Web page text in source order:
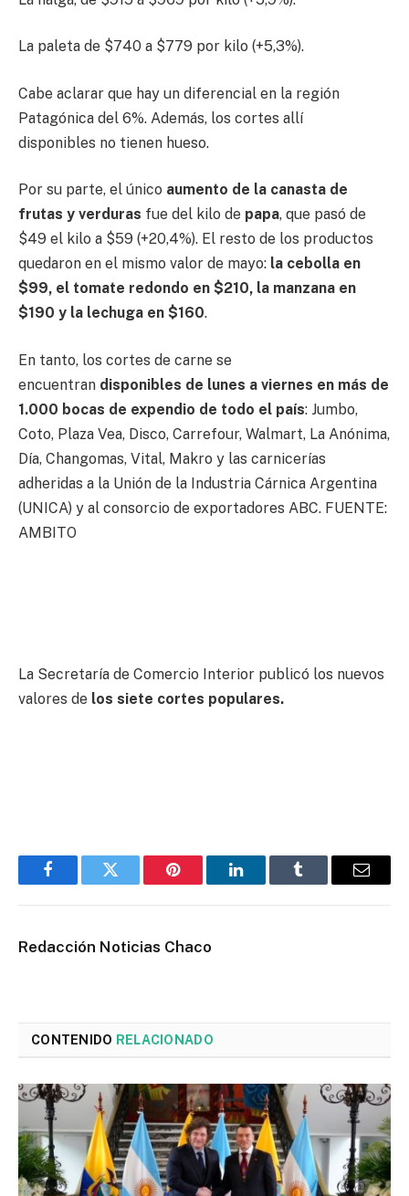
La paleta de $740 a $779 por kilo (+5,3%).
Cabe aclarar que hay un diferencial en la región
Patagónica del 6%. Además, los cortes allí
disponibles no tienen hueso.
Por su parte, el único aumento de la canasta de
frutas y verduras fue del kilo de papa, que pasó de
$49 el kilo a $59 (+20,4%). El resto de los productos
quedaron en el mismo valor de mayo: la cebolla en
$99, el tomate redondo en $210, la manzana en
$190 y la lechuga en $160.
En tanto, los cortes de carne se
encuentran disponibles de lunes a viernes en más de
1.000 bocas de expendio de todo el país: Jumbo,
Coto, Plaza Vea, Disco, Carrefour, Walmart, La Anónima,
Día, Changomas, Vital, Makro y las carnicerías
adheridas a la Unión de la Industria Cárnica Argentina
(UNICA) y al consorcio de exportadores ABC. FUENTE:
AMBITO
La Secretaría de Comercio Interior publicó los nuevos
valores de los siete cortes populares.
FacebookTwitter Pinterest LinkedInTumblr Email
Redacción Noticias Chaco
CONTENIDO RELACIONADO